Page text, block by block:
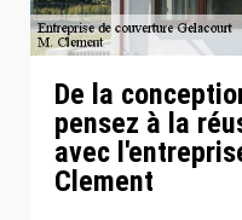
De la
pensez à la
avec
Clement